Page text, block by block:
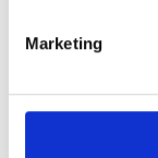
Marketing